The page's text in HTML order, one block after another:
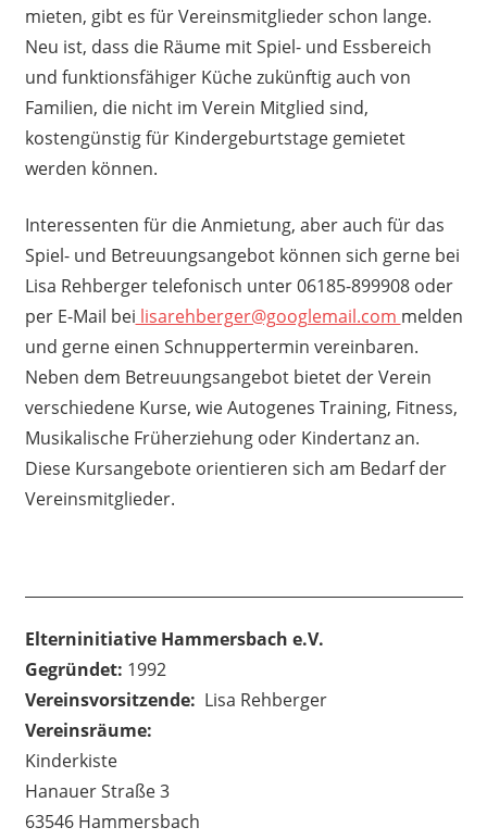
mieten, gibt es für Vereinsmitglieder schon lange.
Neu ist, dass die Räume mit Spiel- und Essbereich
und funktionsfähiger Küche zukünftig auch von
Familien, die nicht im Verein Mitglied sind,
kostengünstig für Kindergeburtstage gemietet
werden können.
Interessenten für die Anmietung, aber auch für das
Spiel- und Betreuungsangebot können sich gerne bei
Lisa Rehberger telefonisch unter 06185-899908 oder
per E-Mail bei lisarehberger@googlemail.com melden
und gerne einen Schnuppertermin vereinbaren.
Neben dem Betreuungsangebot bietet der Verein
verschiedene Kurse, wie Autogenes Training, Fitness,
Musikalische Früherziehung oder Kindertanz an.
Diese Kursangebote orientieren sich am Bedarf der
Vereinsmitglieder.
Elterninitiative Hammersbach e.V.
Gegründet: 1992
Vereinsvorsitzende: Lisa Rehberger
Vereinsräume:
Kinderkiste
Hanauer Straße 3
63546 Hammersbach